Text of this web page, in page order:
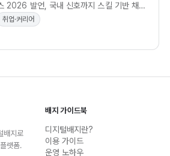
2026 발언, 국내 신호까지 스킬 기반 채용
취업·커리어
배지로
랫폼.
배지 가이드북
디지털배지란?
이용 가이드
운영 노하우